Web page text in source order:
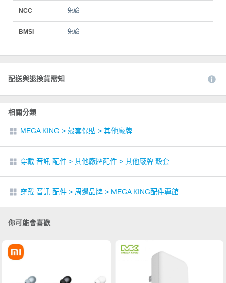
NCC 免驗
BMSI 免驗
配送與退換貨需知
相關分類
MEGA KING > 殼套保貼 > 其他廠牌
穿戴 音訊 配件 > 其他廠牌配件 > 其他廠牌 殼套
穿戴 音訊 配件 > 周邊品牌 > MEGA KING配件專館
你可能會喜歡